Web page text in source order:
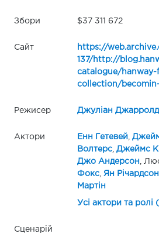
Збори $37 311 672
Сайт
https://
137/http://
catalogue/hanway-
collection/
Режисер Джуліан Джарролд
Актори Енн Гетевей
Волтерс, Джеймс
Джо Андерсон ,
Фокс, Ян Річардсон
Мартін
Усі актори та ролі
Сценарій